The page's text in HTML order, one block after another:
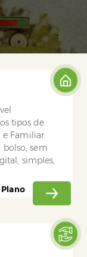
tipos de
e Familiar.
bolso, sem
simples,